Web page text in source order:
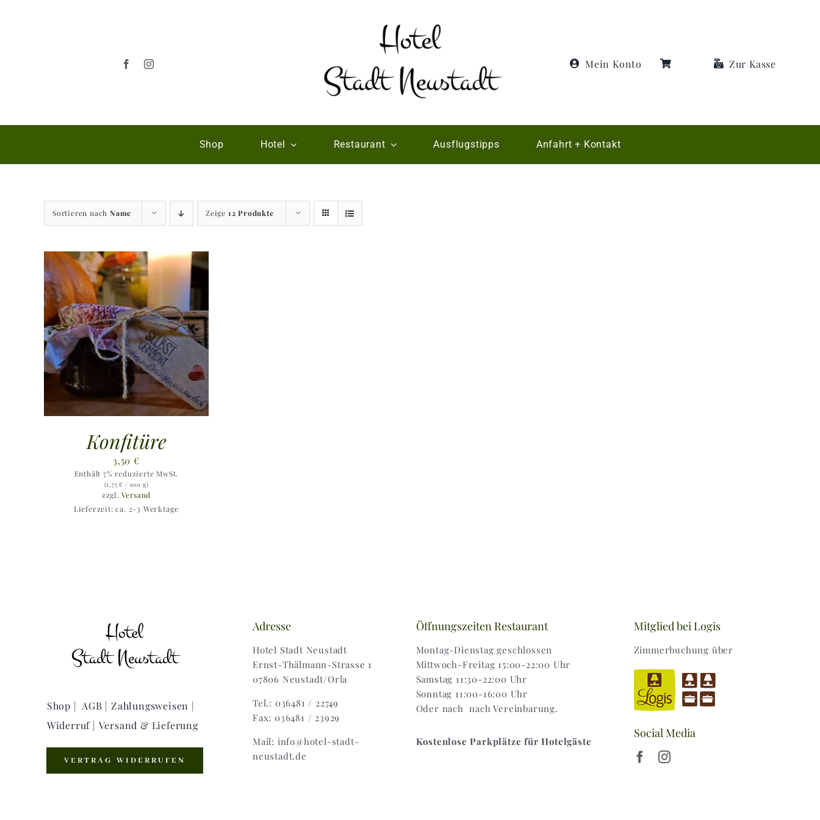
Mein Konto Zur Kasse
Shop Hotel Restaurant Ausflugstipps Anfahrt + Kontakt
Sortieren nach Name Zeige 12 Produkte
Konfitüre
3,50€
Enthält 7% reduzierte MwSt.
(1,75€ / 100 g)
zzgl. Versand
Lieferzeit: ca. 2-3 Werktage
Shop | AGB | Zahlungsweisen |
Widerruf | Versand & Lieferung
VERTRAG WIDERRUFEN
Adresse
Hotel Stadt Neustadt
Ernst-Thälmann-Strasse 1
07806 Neustadt/Orla
Tel.: 036481 / 22749
Fax: 036481 / 23929
Mail: info@hotel-stadt-
neustadt.de
Öffnungszeiten Restaurant
Montag-Dienstag geschlossen
Mittwoch-Freitag 15:00-22:00 Uhr
Samstag 11:30-22:00 Uhr
Sonntag 11:00-16:00 Uhr
Oder nach nach Vereinbarung.
Kostenlose Parkplätze für Hotelgäste
Mitglied bei Logis
Zimmerbuchung über
Social Media